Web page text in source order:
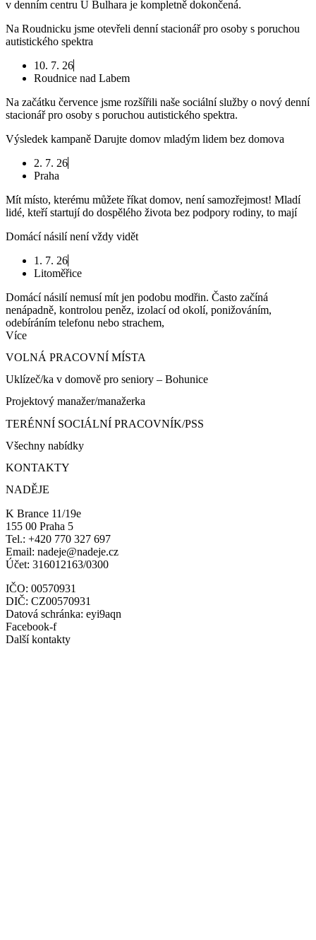
v denním centru U Bulhara je kompletně dokončená.
Na Roudnicku jsme otevřeli denní stacionář pro osoby s poruchou
autistického spektra
10. 7. 26
Roudnice nad Labem
Na začátku července jsme rozšířili naše sociální služby o nový denní
stacionář pro osoby s poruchou autistického spektra.
Výsledek kampaně Darujte domov mladým lidem bez domova
2. 7. 26
Praha
Mít místo, kterému můžete říkat domov, není samozřejmost! Mladí
lidé, kteří startují do dospělého života bez podpory rodiny, to mají
Domácí násilí není vždy vidět
1. 7. 26
Litoměřice
Domácí násilí nemusí mít jen podobu modřin. Často začíná
nenápadně, kontrolou peněz, izolací od okolí, ponižováním,
odebíráním telefonu nebo strachem,
Více
VOLNÁ PRACOVNÍ MÍSTA
Uklízeč/ka v domově pro seniory – Bohunice
Projektový manažer/manažerka
TERÉNNÍ SOCIÁLNÍ PRACOVNÍK/PSS
Všechny nabídky
KONTAKTY
NADĚJE
K Brance 11/19e
155 00 Praha 5
Tel.: +420 770 327 697
Email: nadeje@nadeje.cz
Účet: 316012163/0300
IČO: 00570931
DIČ: CZ00570931
Datová schránka: eyi9aqn
Facebook-f
Další kontakty